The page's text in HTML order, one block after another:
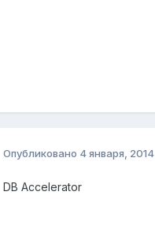
Опубликовано 4 января, 2014
DB Accelerator